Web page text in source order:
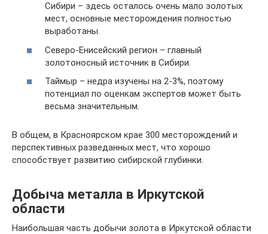
Сибири – здесь осталось очень мало золотых
мест, основные месторождения полностью
выработаны.
Северо-Енисейский регион – главный
золотоносный источник в Сибири.
Таймыр – недра изучены на 2-3%, поэтому
потенциал по оценкам экспертов может быть
весьма значительным.
В общем, в Красноярском крае 300 месторождений и
перспективных разведанных мест, что хорошо
способствует развитию сибирской глубинки.
Добыча металла в Иркутской
области
Наибольшая часть добычи золота в Иркутской области